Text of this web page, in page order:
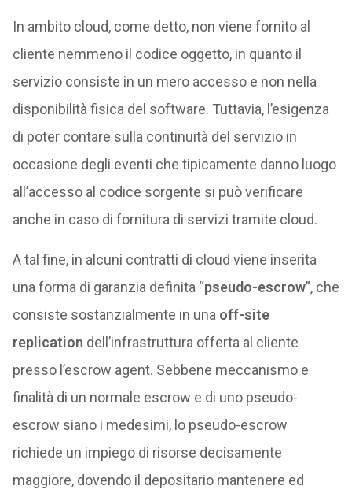
In ambito cloud, come detto, non viene fornito al
cliente nemmeno il codice oggetto, in quanto il
servizio consiste in un mero accesso e non nella
disponibilità fisica del software. Tuttavia, l’esigenza
di poter contare sulla continuità del servizio in
occasione degli eventi che tipicamente danno luogo
all’accesso al codice sorgente si può verificare
anche in caso di fornitura di servizi tramite cloud.
A tal fine, in alcuni contratti di cloud viene inserita
una forma di garanzia definita “pseudo-escrow”, che
consiste sostanzialmente in una off-site
replication dell’infrastruttura offerta al cliente
presso l’escrow agent. Sebbene meccanismo e
finalità di un normale escrow e di uno pseudo-
escrow siano i medesimi, lo pseudo-escrow
richiede un impiego di risorse decisamente
maggiore, dovendo il depositario mantenere ed